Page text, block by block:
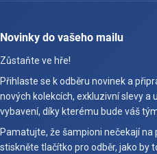
Novinky do vašeho mailu
Zůstaňte ve hře!
Přihlaste se k odběru novinek a
nových kolekcích, exkluzivní slevy a
vybavení, díky kterému bude váš
Pamatujte, že šampioni nečekají na
stiskněte tlačítko pro odběr, jako by